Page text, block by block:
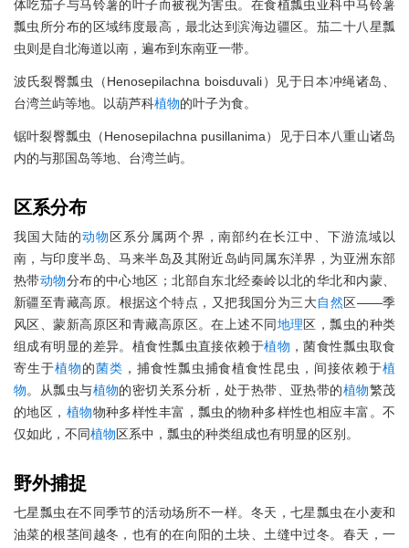
体吃茄子与马铃薯的叶子而被视为害虫。在食植瓢虫亚科中马铃薯
瓢虫所分布的区域纬度最高，最北达到滨海边疆区。茄二十八星瓢
虫则是自北海道以南，遍布到东南亚一带。
波氏裂臀瓢虫（Henosepilachna boisduvali）见于日本冲绳诸岛、
台湾兰屿等地。以葫芦科植物的叶子为食。
锯叶裂臀瓢虫（Henosepilachna pusillanima）见于日本八重山诸岛
内的与那国岛等地、台湾兰屿。
区系分布
我国大陆的动物 区系分属两个界，南部约在长江中、下游流域以
南，与印度半岛、马来半岛及其附近岛屿同属东洋界，为亚洲东部
热带动物分布的中心地区；北部自东北经秦岭以北的华北和内蒙、
新疆至青藏高原。根据这个特点，又把我国分为三大自然区——季
风区、蒙新高原区和青藏高原区。在上述不同地理区，瓢虫的种类
组成有明显的差异。植食性瓢虫直接依赖于植物 ，菌食性瓢虫取食
寄生于植物的菌类 ，捕食性瓢虫捕食植食性昆虫，间接依赖于植
物。从瓢虫与植物的密切关系分析，处于热带、亚热带的植物繁茂
的地区， 植物物种多样性丰富，瓢虫的物种多样性也相应丰富。不
仅如此，不同植物区系中，瓢虫的种类组成也有明显的区别。
野外捕捉
七星瓢虫在不同季节的活动场所不一样。冬天，七星瓢虫在小麦和
油菜的根茎间越冬，也有的在向阳的土块、土缝中过冬。春天，一